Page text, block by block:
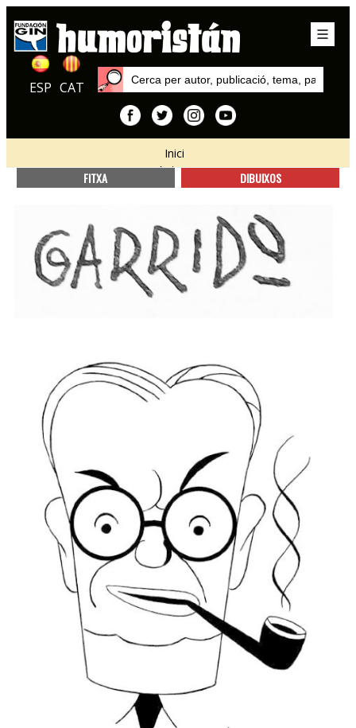
ESP CAT
Inici
Autors
FITXA DIBUIXOS